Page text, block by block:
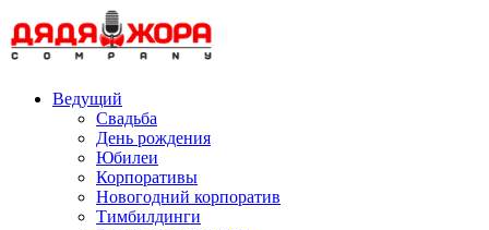
to
content
Ведущий
Свадьба
День рождения
Юбилеи
Корпоративы
Новогодний корпоратив
Тимбилдинги